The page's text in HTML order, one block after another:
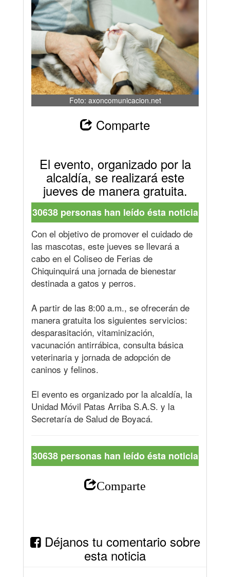
Foto: axoncomunicacion.net
Comparte
El evento, organizado por la
alcaldía, se realizará este
jueves de manera gratuita.
30638 personas han leído ésta noticia
Con el objetivo de promover el cuidado de
las mascotas, este jueves se llevará a
cabo en el Coliseo de Ferias de
Chiquinquirá una jornada de bienestar
destinada a gatos y perros.
A partir de las 8:00 a.m., se ofrecerán de
manera gratuita los siguientes servicios:
desparasitación, vitaminización,
vacunación antirrábica, consulta básica
veterinaria y jornada de adopción de
caninos y felinos.
El evento es organizado por la alcaldía, la
Unidad Móvil Patas Arriba S.A.S. y la
Secretaría de Salud de Boyacá.
30638 personas han leído ésta noticia
Comparte
Déjanos tu comentario sobre
esta noticia